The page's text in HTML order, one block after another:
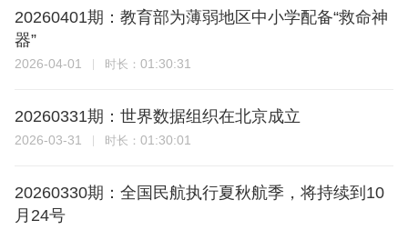
20260401期：教育部为薄弱地区中小学配备“救命神
器”
2026-04-01 时长： 01:30:31
20260331期：世界数据组织在北京成立
2026-03-31 时长： 01:30:01
20260330期：全国民航执行夏秋航季，将持续到10
月24号